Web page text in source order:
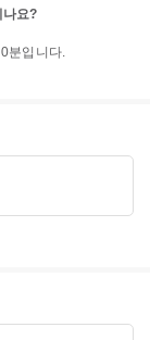
나요?
0분입니다.